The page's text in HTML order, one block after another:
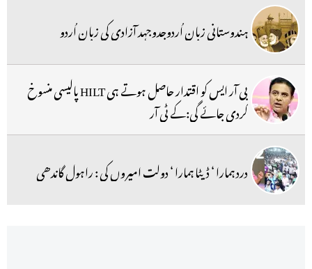
ہندوستانی زبان اُردوجدوجہد آزادی کی زبان اُردو
بی آر ایس کو اقتدار حاصل ہوتے ہی HILT پالیسی منسوخ
کردی جائے گی:کے ٹی آر
درد ہمارا ‘ ڈیٹا ہمارا ‘ دولت امیروں کی : راہول گاندھی